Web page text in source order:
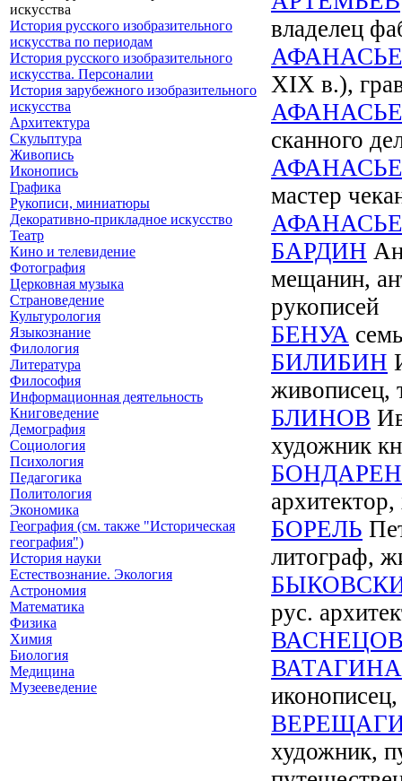
искусства
История русского изобразительного
искусства по периодам
История русского изобразительного
искусства. Персоналии
История зарубежного изобразительного
искусства
Архитектура
Скульптура
Живопись
Иконопись
Графика
Рукописи, миниатюры
Декоративно-прикладное искусство
Театр
Кино и телевидение
Фотография
Церковная музыка
Страноведение
Культурология
Языкознание
Филология
Литература
Философия
Информационная деятельность
Книговедение
Демография
Социология
Психология
Педагогика
Политология
Экономика
География (см. также "Историческая
география")
История науки
Естествознание. Экология
Астрономия
Математика
Физика
Химия
Биология
Медицина
Музееведение
владелец
XIX в.),
сканного
мастер
БАРДИН
мещанин,
рукописей
БЕНУА
БИЛИБИН
живописец,
БЛИНОВ
художник
БОРЕЛЬ
литограф,
рус.
ВАТАГИНА
художник,